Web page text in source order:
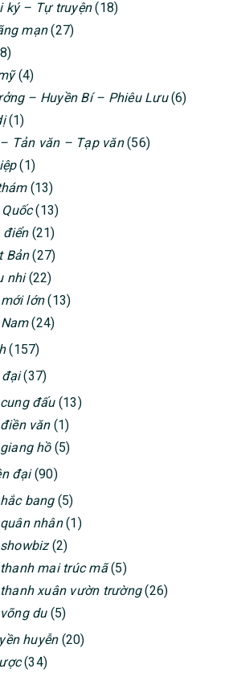
ký – Tự truyện(18)
mạn(27)
(4)
– Huyền Bí – Phiêu Lưu(6)
(1)
Tản văn – Tạp văn(56)
(1)
(13)
(13)
điển(21)
Bản(27)
nhi(22)
lớn(13)
(24)
(157)
(37)
đấu(13)
văn(1)
hồ(5)
đại(90)
bang(5)
nhân(1)
(2)
mai trúc mã(5)
xuân vườn trường(26)
du(5)
huyễn(20)
(34)